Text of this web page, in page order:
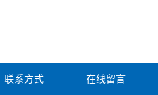
联系方式 在线留言